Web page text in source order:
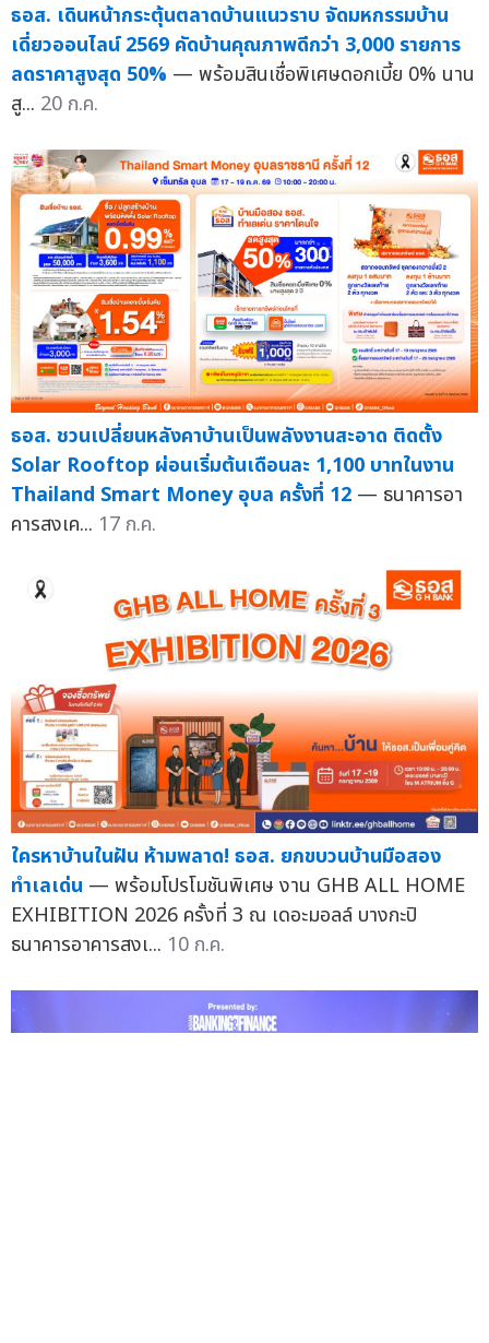
ธอส. เดินหน้ากระตุ้นตลาดบ้านแนวราบ จัดมหกรรมบ้าน
เดี่ยวออนไลน์ 2569 คัดบ้านคุณภาพดีกว่า 3,000 รายการ
ลดราคาสูงสุด 50% — พร้อมสินเชื่อพิเศษดอกเบี้ย 0% นาน
สู... 20 ก.ค.
ธอส. ชวนเปลี่ยนหลังคาบ้านเป็นพลังงานสะอาด ติดตั้ง
Solar Rooftop ผ่อนเริ่มต้นเดือนละ 1,100 บาทในงาน
Thailand Smart Money อุบล ครั้งที่ 12 — ธนาคารอา
คารสงเค... 17 ก.ค.
ใครหาบ้านในฝัน ห้ามพลาด! ธอส. ยกขบวนบ้านมือสอง
ทำเลเด่น — พร้อมโปรโมชันพิเศษ งาน GHB ALL HOME
EXHIBITION 2026 ครั้งที่ 3 ณ เดอะมอลล์ บางกะปิ
ธนาคารอาคารสงเ... 10 ก.ค.